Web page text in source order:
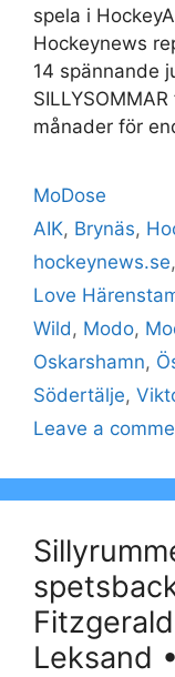
spela i
Hockeynews
14 spännande
månader för
Categories
MoDose
Tags
AIK, Brynäs,
hockeynews.se,
Love
Wild , Modo,
Oskarshamn,
Södertälje,
Leave a
Leksand